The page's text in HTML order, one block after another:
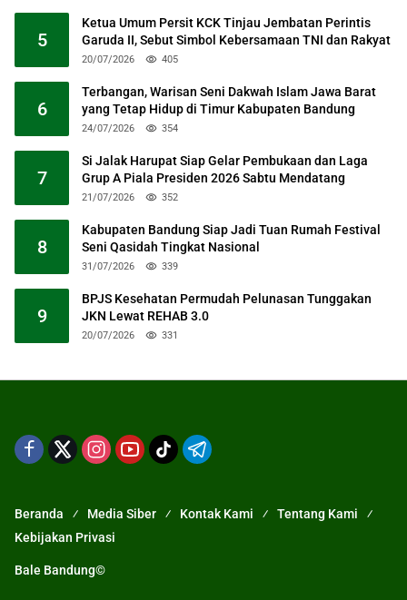
5
Ketua Umum Persit KCK Tinjau Jembatan Perintis
Garuda II, Sebut Simbol Kebersamaan TNI dan Rakyat
20/07/2026 405
6
Terbangan, Warisan Seni Dakwah Islam Jawa Barat
yang Tetap Hidup di Timur Kabupaten Bandung
24/07/2026 354
7
Si Jalak Harupat Siap Gelar Pembukaan dan Laga
Grup A Piala Presiden 2026 Sabtu Mendatang
21/07/2026 352
8
Kabupaten Bandung Siap Jadi Tuan Rumah Festival
Seni Qasidah Tingkat Nasional
31/07/2026 339
9
BPJS Kesehatan Permudah Pelunasan Tunggakan
JKN Lewat REHAB 3.0
20/07/2026 331
Beranda Media Siber Kontak Kami
Tentang Kami
Kebijakan Privasi
Bale Bandung©